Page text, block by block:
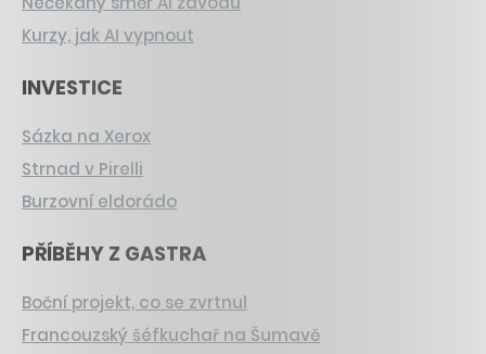
Kurzy, jak AI vypnout
INVESTICE
Sázka na Xerox
Strnad v Pirelli
Burzovní eldorádo
PŘÍBĚHY Z GASTRA
Boční projekt, co se zvrtnul
Francouzský šéfkuchař na Šumavě